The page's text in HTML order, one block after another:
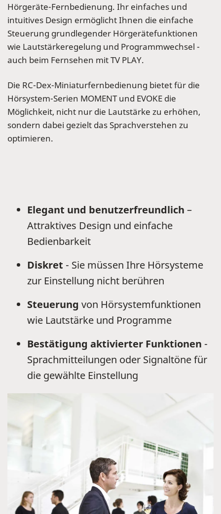
Hörgeräte-Fernbedienung. Ihr einfaches und
intuitives Design ermöglicht Ihnen die einfache
Steuerung grundlegender Hörgerätefunktionen
wie Lautstärkeregelung und Programmwechsel -
auch beim Fernsehen mit TV PLAY.
Die RC-Dex-Miniaturfernbedienung bietet für die
Hörsystem-Serien MOMENT und EVOKE die
Möglichkeit, nicht nur die Lautstärke zu erhöhen,
sondern dabei gezielt das Sprachverstehen zu
optimieren.
Elegant und benutzerfreundlich –
Attraktives Design und einfache
Bedienbarkeit
Diskret - Sie müssen Ihre Hörsysteme
zur Einstellung nicht berühren
Steuerung von Hörsystemfunktionen
wie Lautstärke und Programme
Bestätigung aktivierter Funktionen -
Sprachmitteilungen oder Signaltöne für
die gewählte Einstellung